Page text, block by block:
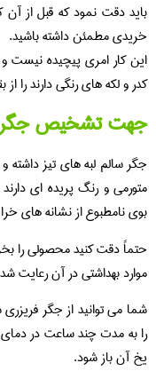
باید دقت نمود که قبل از آن
خریدی مطمئن داشته باشید.
این کار امری پیچیده نیست
کدر و لکه های رنگی دارند را
جهت تشخیص جگر
جگر سالم لبه های تیز داشته
متورمی و رنگ پریده ای
بوی نامطبوع از نشانه های
حتماً دقت کنید محصولی را
موارد بهداشتی در آن رعایت
شما می توانید از جگر
را به مدت چند ساعت در
یخ آن باز شود.